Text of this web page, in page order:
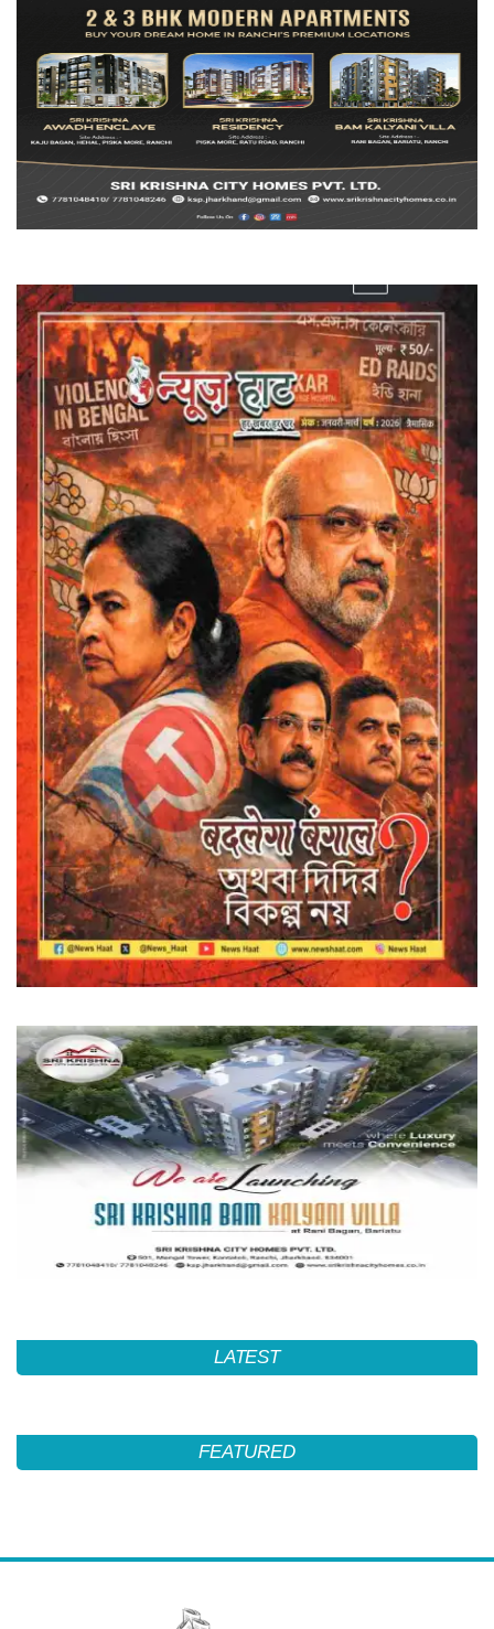
LATEST
FEATURED